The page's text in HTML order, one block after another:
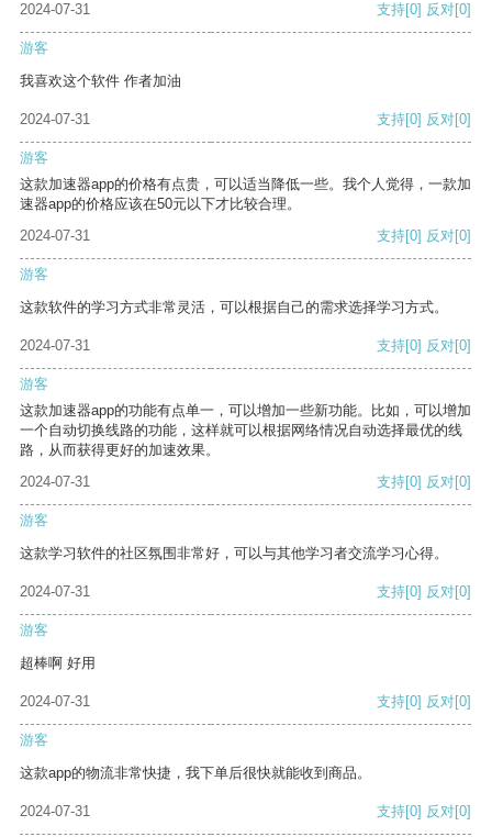
2024-07-31 支持[0] 反对[0]
游客
我喜欢这个软件 作者加油
2024-07-31 支持[0] 反对[0]
游客
这款加速器app的价格有点贵，可以适当降低一些。我个人觉得，一款加
速器app的价格应该在50元以下才比较合理。
2024-07-31
支持[0] 反对[0]
游客
这款软件的学习方式非常灵活，可以根据自己的需求选择学习方式。
2024-07-31 支持[0] 反对[0]
游客
这款加速器app的功能有点单一，可以增加一些新功能。比如，可以增加
一个自动切换线路的功能，这样就可以根据网络情况自动选择最优的线
路，从而获得更好的加速效果。
2024-07-31
支持[0] 反对[0]
游客
这款学习软件的社区氛围非常好，可以与其他学习者交流学习心得。
2024-07-31 支持[0] 反对[0]
游客
超棒啊 好用
2024-07-31 支持[0] 反对[0]
游客
这款app的物流非常快捷，我下单后很快就能收到商品。
2024-07-31 支持[0] 反对[0]